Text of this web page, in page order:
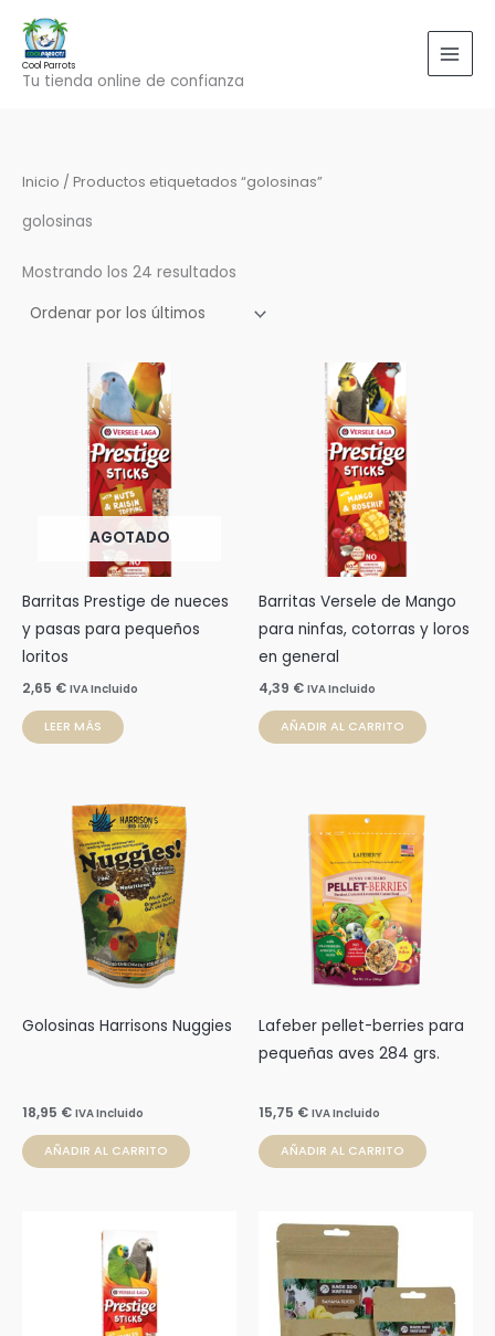
contenido
Cool Parrots
Tu tienda online de confianza
Inicio / Productos etiquetados “golosinas”
golosinas
Mostrando los 24 resultados
AGOTADO
Barritas Prestige de nueces
y pasas para pequeños
loritos
2,65 € IVA Incluido
LEER MÁS
Barritas Versele de Mango
para ninfas, cotorras y loros
en general
4,39 € IVA Incluido
AÑADIR AL CARRITO
Golosinas Harrisons Nuggies
18,95 € IVA Incluido
AÑADIR AL CARRITO
Lafeber pellet-berries para
pequeñas aves 284 grs.
15,75 € IVA Incluido
AÑADIR AL CARRITO
precios:
desde
2,49 €
hasta
3,99 €